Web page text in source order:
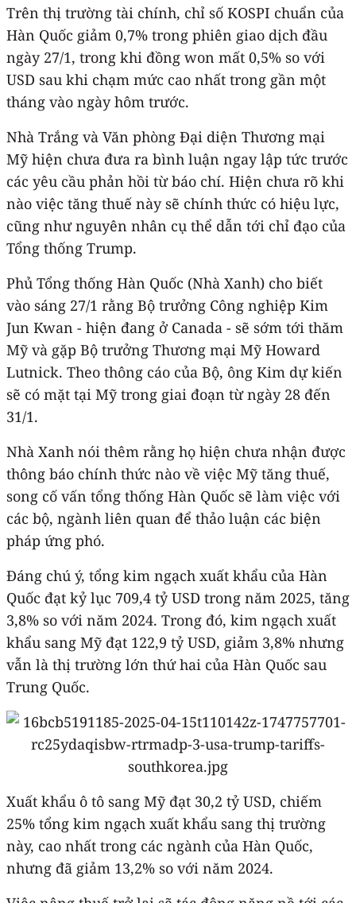
Trên thị trường tài chính, chỉ số KOSPI chuẩn của
Hàn Quốc giảm 0,7% trong phiên giao dịch đầu
ngày 27/1, trong khi đồng won mất 0,5% so với
USD sau khi chạm mức cao nhất trong gần một
tháng vào ngày hôm trước.
Nhà Trắng và Văn phòng Đại diện Thương mại
Mỹ hiện chưa đưa ra bình luận ngay lập tức trước
các yêu cầu phản hồi từ báo chí. Hiện chưa rõ khi
nào việc tăng thuế này sẽ chính thức có hiệu lực,
cũng như nguyên nhân cụ thể dẫn tới chỉ đạo của
Tổng thống Trump.
Phủ Tổng thống Hàn Quốc (Nhà Xanh) cho biết
vào sáng 27/1 rằng Bộ trưởng Công nghiệp Kim
Jun Kwan - hiện đang ở Canada - sẽ sớm tới thăm
Mỹ và gặp Bộ trưởng Thương mại Mỹ Howard
Lutnick. Theo thông cáo của Bộ, ông Kim dự kiến
sẽ có mặt tại Mỹ trong giai đoạn từ ngày 28 đến
31/1.
Nhà Xanh nói thêm rằng họ hiện chưa nhận được
thông báo chính thức nào về việc Mỹ tăng thuế,
song cố vấn tổng thống Hàn Quốc sẽ làm việc với
các bộ, ngành liên quan để thảo luận các biện
pháp ứng phó.
Đáng chú ý, tổng kim ngạch xuất khẩu của Hàn
Quốc đạt kỷ lục 709,4 tỷ USD trong năm 2025, tăng
3,8% so với năm 2024. Trong đó, kim ngạch xuất
khẩu sang Mỹ đạt 122,9 tỷ USD, giảm 3,8% nhưng
vẫn là thị trường lớn thứ hai của Hàn Quốc sau
Trung Quốc.
Xuất khẩu ô tô sang Mỹ đạt 30,2 tỷ USD, chiếm
25% tổng kim ngạch xuất khẩu sang thị trường
này, cao nhất trong các ngành của Hàn Quốc,
nhưng đã giảm 13,2% so với năm 2024.